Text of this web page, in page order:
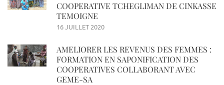
COOPERATIVE TCHEGLIMAN DE CINKASSE
TEMOIGNE
16 JUILLET 2020
AMELIORER LES REVENUS DES FEMMES :
FORMATION EN SAPONIFICATION DES
COOPERATIVES COLLABORANT AVEC
GEME-SA